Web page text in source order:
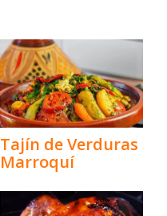
Tajín de Verduras
Marroquí